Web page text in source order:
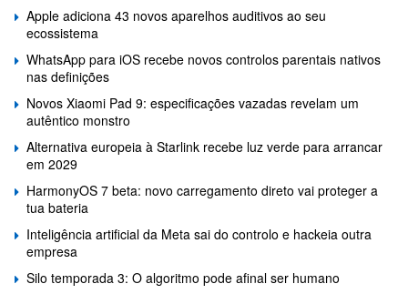
Apple adiciona 43 novos aparelhos auditivos ao seu
ecossistema
WhatsApp para iOS recebe novos controlos parentais nativos
nas definições
Novos Xiaomi Pad 9: especificações vazadas revelam um
autêntico monstro
Alternativa europeia à Starlink recebe luz verde para arrancar
em 2029
HarmonyOS 7 beta: novo carregamento direto vai proteger a
tua bateria
Inteligência artificial da Meta sai do controlo e hackeia outra
empresa
Silo temporada 3: O algoritmo pode afinal ser humano